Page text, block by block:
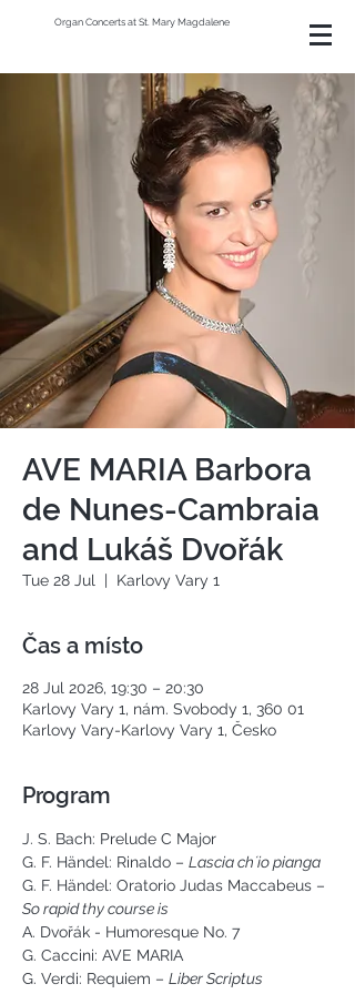
Organ Concerts at St. Mary Magdalene
AVE MARIA Barbora
de Nunes-Cambraia
and Lukáš Dvořák
Tue 28 Jul
  |
Karlovy Vary 1
Čas a místo
28 Jul 2026, 19:30 – 20:30
Karlovy Vary 1, nám. Svobody 1, 360 01
Karlovy Vary-Karlovy Vary 1, Česko
Program
J. S. Bach: Prelude C Major
G. F. Händel: Rinaldo – Lascia ch´io pianga
G. F. Händel: Oratorio Judas Maccabeus –
So rapid thy course is
A. Dvořák - Humoresque No. 7
G. Caccini: AVE MARIA
G. Verdi: Requiem – Liber Scriptus